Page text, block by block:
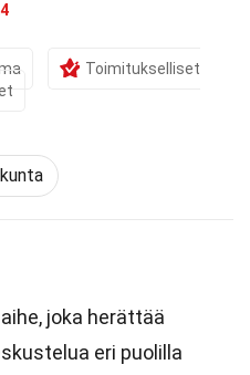
Toimitukselliset
joka herättää
eri puolilla